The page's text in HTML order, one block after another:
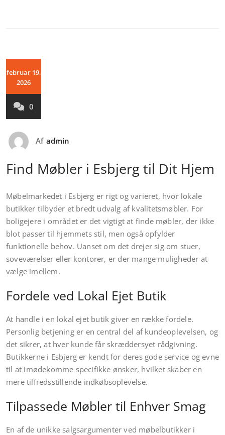
februar 19,
2026
0
Af admin
Find Møbler i Esbjerg til Dit Hjem
Møbelmarkedet i Esbjerg er rigt og varieret, hvor lokale
butikker tilbyder et bredt udvalg af kvalitetsmøbler. For
boligejere i området er det vigtigt at finde møbler, der ikke
blot passer til hjemmets stil, men også opfylder
funktionelle behov. Uanset om det drejer sig om stuer,
soveværelser eller kontorer, er der mange muligheder at
vælge imellem.
Fordele ved Lokal Ejet Butik
At handle i en lokal ejet butik giver en række fordele.
Personlig betjening er en central del af kundeoplevelsen, og
det sikrer, at hver kunde får skræddersyet rådgivning.
Butikkerne i Esbjerg er kendt for deres gode service og evne
til at imødekomme specifikke ønsker, hvilket skaber en
mere tilfredsstillende indkøbsoplevelse.
Tilpassede Møbler til Enhver Smag
En af de unikke salgsargumenter ved møbelbutikker i